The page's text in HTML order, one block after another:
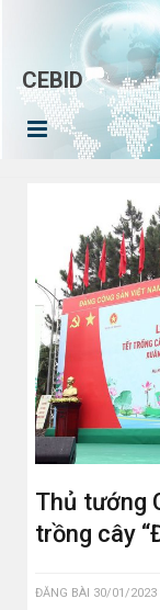
CEBID
Thủ tướng
trồng cây
ĐĂNG BÀI 30/01/2023